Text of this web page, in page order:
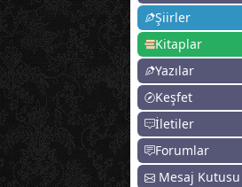
Şiirler
Kitaplar
Yazılar
Keşfet
İletiler
Forumlar
Mesaj Kutusu